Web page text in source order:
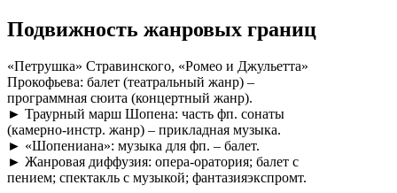
Подвижность жанровых границ
«Петрушка» Стравинского, «Ромео и Джульетта»
Прокофьева: балет (театральный жанр) –
программная сюита (концертный жанр).
► Траурный марш Шопена: часть фп. сонаты
(камерно-инстр. жанр) – прикладная музыка.
► «Шопениана»: музыка для фп. – балет.
► Жанровая диффузия: опера-оратория; балет с
пением; спектакль с музыкой; фантазияэкспромт.